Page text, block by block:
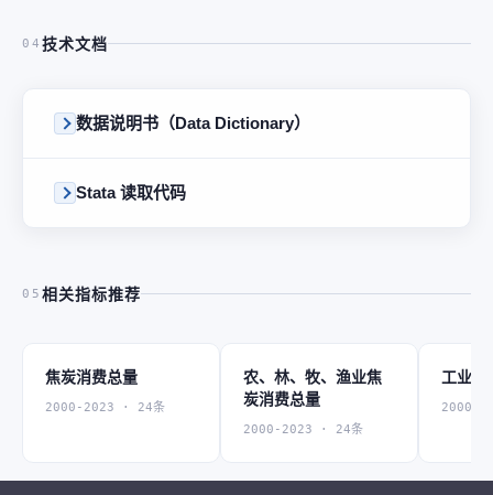
04 技术文档
数据说明书（Data Dictionary）
Stata 读取代码
05 相关指标推荐
焦炭消费总量
2000-2023 · 24条
农、林、牧、渔业焦
炭消费总量
2000-2023 · 24条
工业焦
2000-